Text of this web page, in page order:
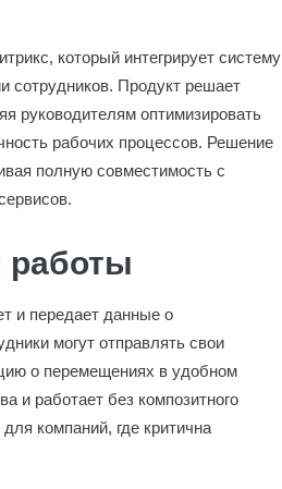
который интегрирует систему
сотрудников. Продукт решает
руководителям оптимизировать
рабочих процессов. Решение
полную совместимость с
работы
и передает данные о
могут отправлять свои
о перемещениях в удобном
и работает без композитного
компаний, где критична